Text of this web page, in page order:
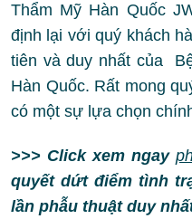
Thẩm Mỹ Hàn Quốc
định lại với quý khách
tiên và duy nhất của
Hàn Quốc. Rất mong
có một sự lựa chọn
>>> Click xem ngay
quyết dứt điểm tình
lần phẫu thuật duy